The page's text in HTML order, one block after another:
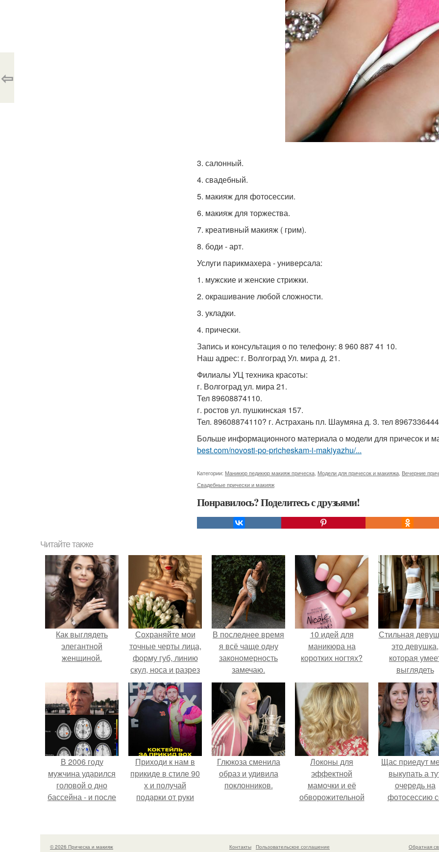
3. салонный.
4. свадебный.
5. макияж для фотосессии.
6. макияж для торжества.
7. креативный макияж ( грим).
8. боди - арт.
Услуги парикмахера - универсала:
1. мужские и женские стрижки.
2. окрашивание любой сложности.
3. укладки.
4. прически.
Запись и консультация о по телефону: 8 960 887 41 10.
Наш адрес: г. Волгоград Ул. мира д. 21.
Филиалы УЦ техника красоты:
г. Волгоград ул. мира 21.
Тел 89608874110.
г. ростов ул. пушкинская 157.
Тел. 89608874110? г. Астрахань пл. Шаумяна д. 3. тел
Больше информационного материала о модели для причесок и
best.com/novosti-po-pricheskam-i-makiyazhu/...
Категории: Маникюр педикюр макияж прическа Модели для причесок и макияжа Вечерние
Свадебные прически и макияж
Понравилось? Поделитесь с друзьями!
⇦
Читайте также
Как выглядеть
элегантной
женщиной.
Сохраняйте мои
точные черты лица,
форму губ, линию
скул, носа и разрез
глаз.
В последнее время
я всё чаще одну
закономерность
замечаю.
10 идей для
маникюра на
коротких ногтях?
Стильная
это девушка,
которая
выглядеть
элегантно в
ситуации.
В 2006 году
мужчина ударился
головой о дно
бассейна - и после
странным образом.
Приходи к нам в
прикиде в стиле 90
х и получай
подарки от руки
Глюкоза сменила
образ и удивила
поклонников.
Локоны для
эффектной
мамочки и её
обворожительной
Щас приедут
выкупать а
очередь на
фотосессию
© 2026 Прическа и макияж Контакты Пользовательское соглашение Обратная